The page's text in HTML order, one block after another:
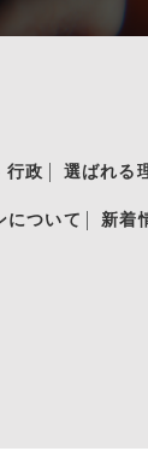
行政 選ばれる
について 新着